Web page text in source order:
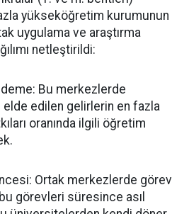
yükseköğretim kurumunun
uygulama ve araştırma
netleştirildi:
Bu merkezlerde
edilen gelirlerin en fazla
oranında ilgili öğretim
Ortak merkezlerde görev
görevleri süresince asıl